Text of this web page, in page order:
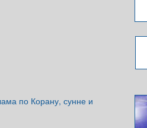
по Корану, сунне и